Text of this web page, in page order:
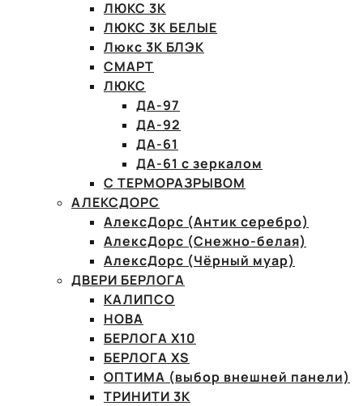
ЛЮКС 3К
ЛЮКС 3К БЕЛЫЕ
Люкс 3К БЛЭК
СМАРТ
ЛЮКС
ДА-97
ДА-92
ДА-61
ДА-61 с зеркалом
С ТЕРМОРАЗРЫВОМ
АЛЕКСДОРС
АлексДорс (Антик серебро)
АлексДорс (Снежно-белая)
АлексДорс (Чёрный муар)
ДВЕРИ БЕРЛОГА
КАЛИПСО
НОВА
БЕРЛОГА Х10
БЕРЛОГА XS
ОПТИМА (выбор внешней панели)
ТРИНИТИ 3К